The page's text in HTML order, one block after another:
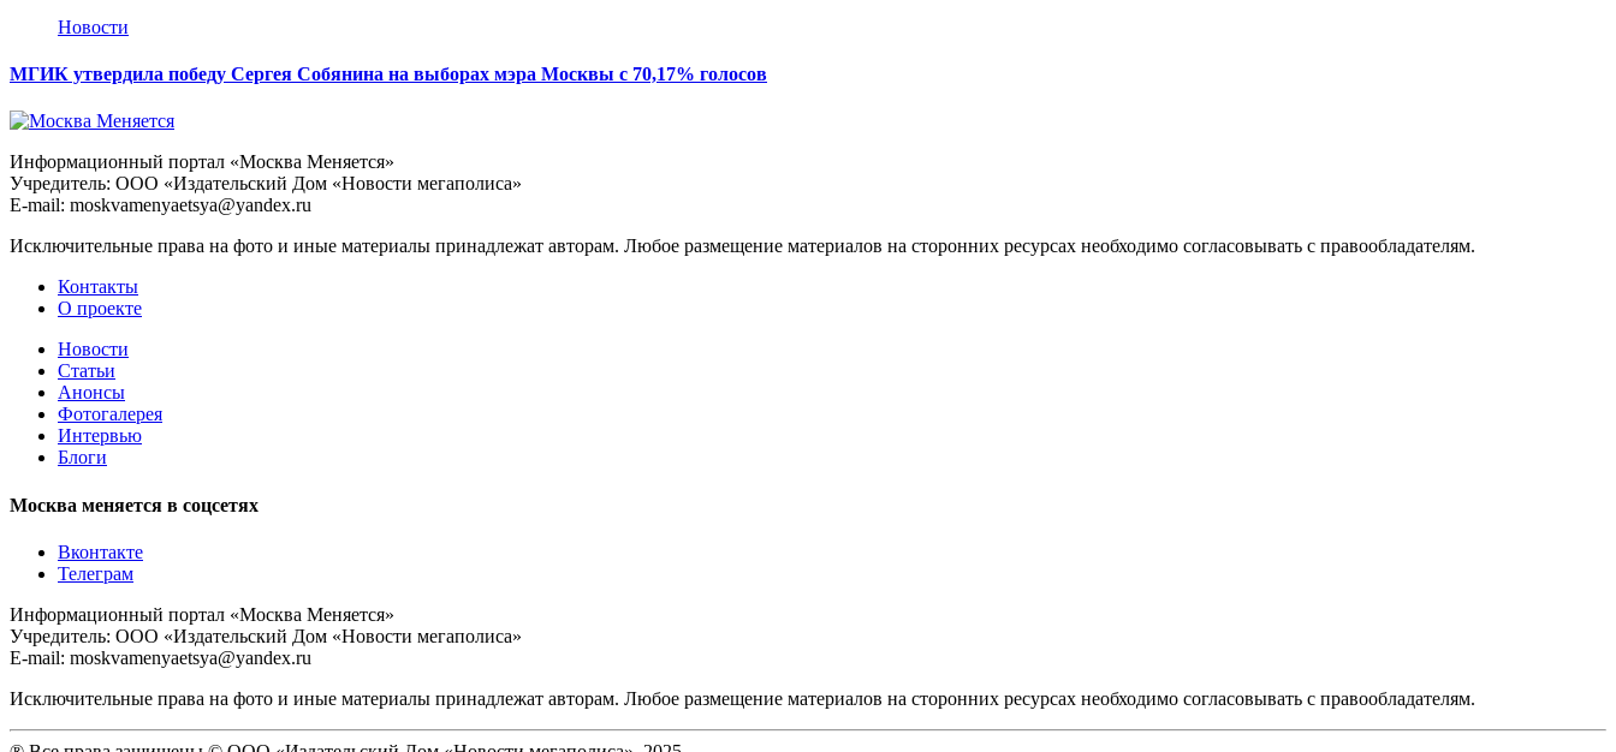
Новости
МГИК утвердила победу Сергея Собянина на выборах мэра Москвы с 70,17% голосов
Информационный портал «Москва Меняется»
Учредитель: ООО «Издательский Дом «Новости мегаполиса»
E-mail: moskvamenyaetsya@yandex.ru
Исключительные права на фото и иные материалы принадлежат авторам. Любое размещение материалов на сторонних ресурсах необходимо согласовывать с правообладателям.
Контакты
О проекте
Новости
Статьи
Анонсы
Фотогалерея
Интервью
Блоги
Москва меняется в соцсетях
Вконтакте
Телеграм
Информационный портал «Москва Меняется»
Учредитель: ООО «Издательский Дом «Новости мегаполиса»
E-mail: moskvamenyaetsya@yandex.ru
Исключительные права на фото и иные материалы принадлежат авторам. Любое размещение материалов на сторонних ресурсах необходимо согласовывать с правообладателям.